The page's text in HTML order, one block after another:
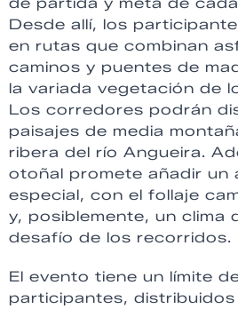
Desde allí, los
en rutas que combinan
caminos y puentes de
la variada vegetación de
Los corredores podrán
paisajes de media
ribera del río Angueira.
otoñal promete añadir un
especial, con el follaje
y, posiblemente, un clima
desafío de los recorridos.
El evento tiene un límite
participantes,